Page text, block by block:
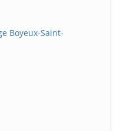
Boyeux-Saint-